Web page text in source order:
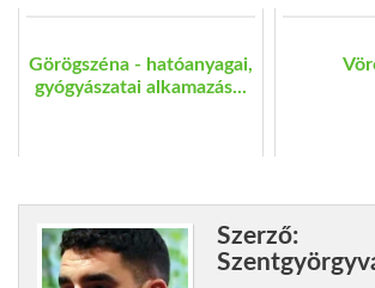
Görögszéna - hatóanyagai,
gyógyászatai alkamazás...
Szerző: